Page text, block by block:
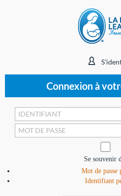
Connexion à
Se souvenir
Mot de passe
Identifiant